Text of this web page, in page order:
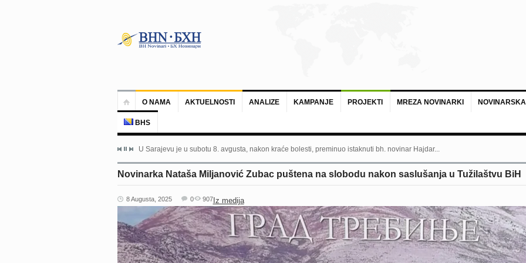
O NAMA AKTUELNOSTI ANALIZE KAMPANJE PROJEKTI MREZA NOVINARKI
BHS
U Sarajevu je u subotu 8. avgusta, nakon kraće bolesti, preminuo istaknuti bh. novinar Hajdar...
Novinarka Nataša Miljanović Zubac puštena na slobodu nakon saslušanja u Tužilaštvu BiH
8 Augusta, 2025 Iz medija
0 907